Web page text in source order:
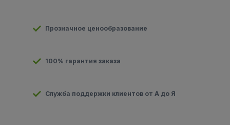
Прозначное ценообразование
100% гарантия заказа
Служба поддержки клиентов от А до Я